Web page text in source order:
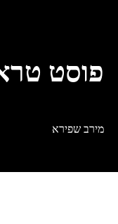
פוסט
מירב שפירא